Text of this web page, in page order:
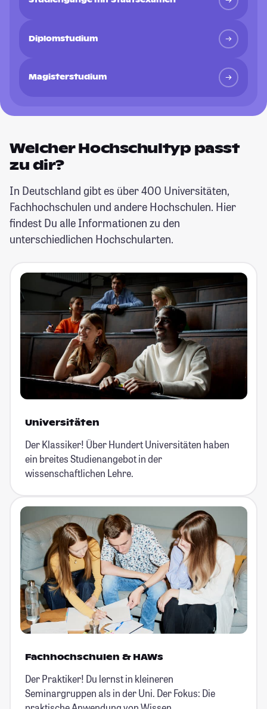
Diplomstudium
Magisterstudium
Welcher Hochschultyp passt
zu dir?
In Deutschland gibt es über 400 Universitäten,
Fachhochschulen und andere Hochschulen. Hier
findest Du alle Informationen zu den
unterschiedlichen Hochschularten.
Universitäten
Der Klassiker! Über Hundert Universitäten haben
ein breites Studienangebot in der
wissenschaftlichen Lehre.
Fachhochschulen & HAWs
Der Praktiker! Du lernst in kleineren
Seminargruppen als in der Uni. Der Fokus: Die